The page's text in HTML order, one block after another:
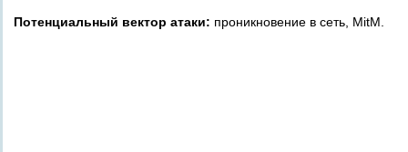
Потенциальный вектор атаки: проникновение в сеть, MitM.